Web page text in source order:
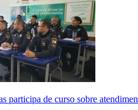
participa de curso sobre